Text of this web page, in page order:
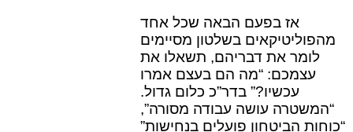
אז בפעם הבאה שכל אחד
מהפוליטיקאים בשלטון מסיימים
לומר את דבריהם, תשאלו את
עצמכם: “מה הם בעצם אמרו
עכשיו?” בדר”כ כלום גדול.
“המשטרה עושה עבודה מסורה”,
“כוחות הביטחון פועלים בנחישות”